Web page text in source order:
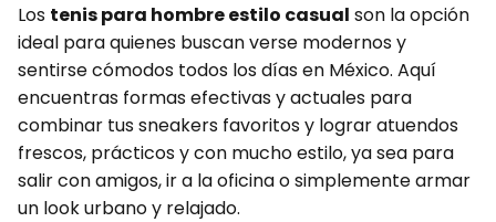
Los tenis para hombre estilo casual son la opción
ideal para quienes buscan verse modernos y
sentirse cómodos todos los días en México. Aquí
encuentras formas efectivas y actuales para
combinar tus sneakers favoritos y lograr atuendos
frescos, prácticos y con mucho estilo, ya sea para
salir con amigos, ir a la oficina o simplemente armar
un look urbano y relajado.